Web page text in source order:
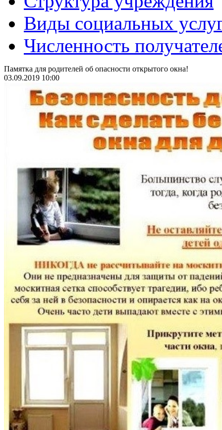
Виды социальных
Численность
Памятка для родителей об опасности открытого окна!
03.09.2019 10:00